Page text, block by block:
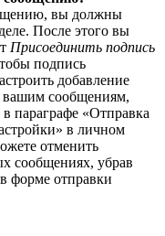
вы должны
После этого вы
Присоединить подпись
подпись
добавление
сообщениям,
параграфе «Отправка
в личном
отменить
сообщениях, убрав
в форме отправки